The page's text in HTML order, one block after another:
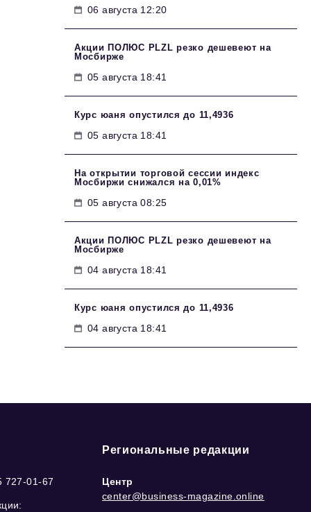
06 августа 12:20
Акции ПОЛЮС PLZL резко дешевеют на
Мосбирже
05 августа 18:41
Курс юаня опустился до 11,4936
05 августа 18:41
На открытии торговой сессии индекс
Мосбиржи снижался на 0,01%
05 августа 08:25
Акции ПОЛЮС PLZL резко дешевеют на
Мосбирже
04 августа 18:41
Курс юаня опустился до 11,4936
04 августа 18:41
727-01-67
Региональные редакции
Центр
center@business-magazine.online